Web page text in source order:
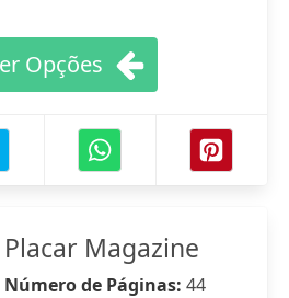
Opções
Placar Magazine
Número de Páginas: 44